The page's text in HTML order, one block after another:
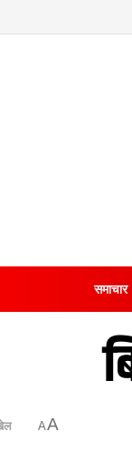
समाचार
AA